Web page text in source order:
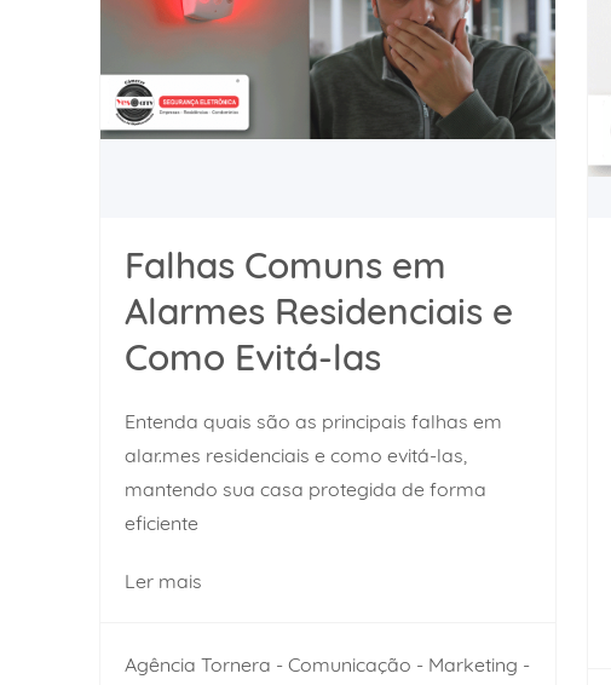
Falhas Comuns em
Alarmes Residenciais e
Como Evitá-las
Entenda quais são as principais falhas em
alar.mes residenciais e como evitá-las,
mantendo sua casa protegida de forma
eficiente
Ler mais
Agência Tornera - Comunicação - Marketing -